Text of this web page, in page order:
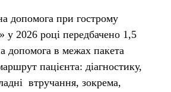
допомога при гострому
у 2026 році передбачено 1,5
допомога в межах пакета
пацієнта: діагностику,
втручання, зокрема,